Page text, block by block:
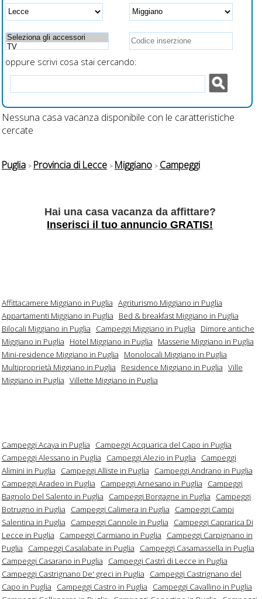
ricarica veloce
oppure scrivi cosa stai cercando:
Nessuna casa vacanza disponibile con le caratteristiche
cercate
Puglia Provincia di Lecce Miggiano Campeggi
Hai una casa vacanza da affittare?
Inserisci il tuo annuncio GRATIS!
Affittacamere Miggiano in Puglia Agriturismo Miggiano in Puglia
Appartamenti Miggiano in Puglia
Bed & breakfast Miggiano in Puglia
Bilocali Miggiano in Puglia
Campeggi Miggiano in Puglia
Dimore antiche
Miggiano in Puglia
Hotel Miggiano in Puglia
Masserie Miggiano in Puglia
Mini-residence Miggiano in Puglia
Monolocali Miggiano in Puglia
Multiproprietà Miggiano in Puglia
Residence Miggiano in Puglia Ville
Miggiano in Puglia Villette Miggiano in Puglia
Campeggi Acaya in Puglia
Campeggi Acquarica del Capo in Puglia
Campeggi Alessano in Puglia
Campeggi Alezio in Puglia
Campeggi
Alimini in Puglia
Campeggi Alliste in Puglia
Campeggi Andrano in Puglia
Campeggi Aradeo in Puglia
Campeggi Arnesano in Puglia
Campeggi
Bagnolo Del Salento in Puglia
Campeggi Borgagne in Puglia
Campeggi
Botrugno in Puglia
Campeggi Calimera in Puglia
Campeggi Campi
Salentina in Puglia
Campeggi Cannole in Puglia
Campeggi Caprarica Di
Lecce in Puglia
Campeggi Carmiano in Puglia
Campeggi Carpignano in
Puglia
Campeggi Casalabate in Puglia
Campeggi Casamassella in Puglia
Campeggi Casarano in Puglia
Campeggi Castrì di Lecce in Puglia
Campeggi Castrignano De' greci in Puglia
Campeggi Castrignano del
Capo in Puglia
Campeggi Castro in Puglia
Campeggi Cavallino in Puglia